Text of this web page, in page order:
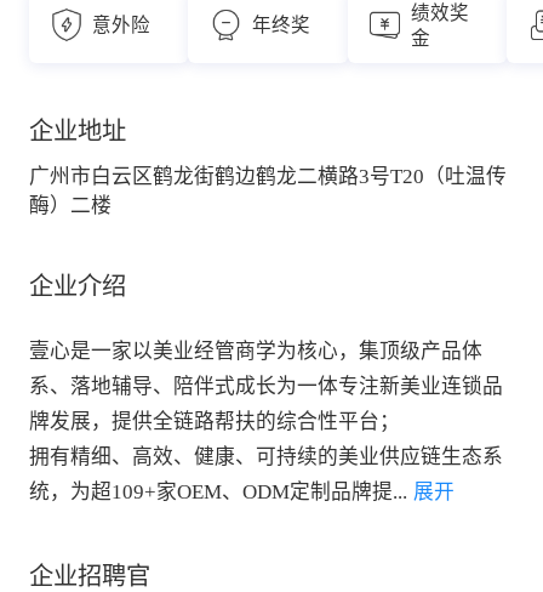
意外险 年终奖
绩效奖
金
企业地址
广州市白云区鹤龙街鹤边鹤龙二横路3号T20（吐温传
酶）二楼
企业介绍
壹心是一家以美业经管商学为核心，集顶级产品体
系、落地辅导、陪伴式成长为一体专注新美业连锁品
牌发展，提供全链路帮扶的综合性平台；
拥有精细、高效、健康、可持续的美业供应链生态系
统，为超109+家OEM、ODM定制品牌提... 展开
企业招聘官